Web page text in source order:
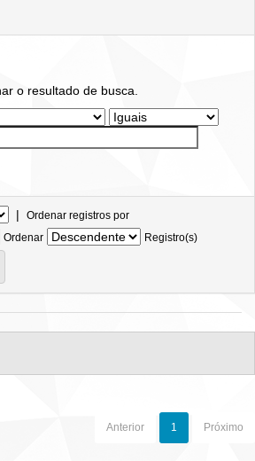
o resultado de busca.
| Ordenar registros por
Ordenar
Registro(s)
Anterior 1 Próximo